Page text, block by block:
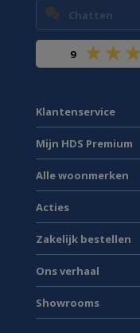
Chatten
9
Klantenservice
Mijn HDS Premium
Alle woonmerken
Acties
Zakelijk bestellen
Ons verhaal
Showrooms